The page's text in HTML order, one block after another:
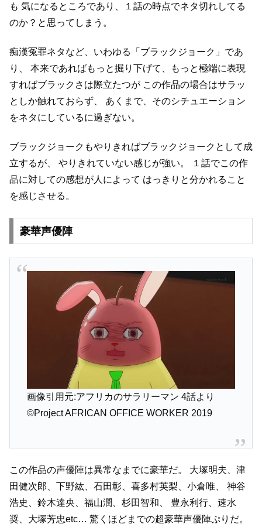
も 気になるところであり、１話の時点でネタ切れしてる
のか？と思ってしまう。
痴漢冤罪ネタなど、いわゆる「ブラックジョーク」であ
り、
本来であればもっと掘り下げて、もっと極端に表現
すればブラックさは際立たつが この作品の場合はサラッ
としか触れておらず、
あくまで、そのシチュエーション
をネタにしているに過ぎない。
ブラックジョークもやりきればブラックジョークとして成
立するが、
やりきれていない感じが強い。
１話でこの作
品に対しての感想が人によって はっきりと分かれること
を感じさせる。
豪華声優陣
画像引用元:アフリカのサラリーマン 4話より
©Project AFRICAN OFFICE WORKER 2019
この作品の声優陣は異常なまでに豪華だ。
大塚明夫、津
田健次郎、下野紘、石田彰、喜多村英梨、小倉唯、
神谷
浩史、鈴木達央、福山潤、杉田智和、 豊永利行、速水
奨、大塚芳忠etc… 驚くほどまでの超豪華声優陣ぷりだ。